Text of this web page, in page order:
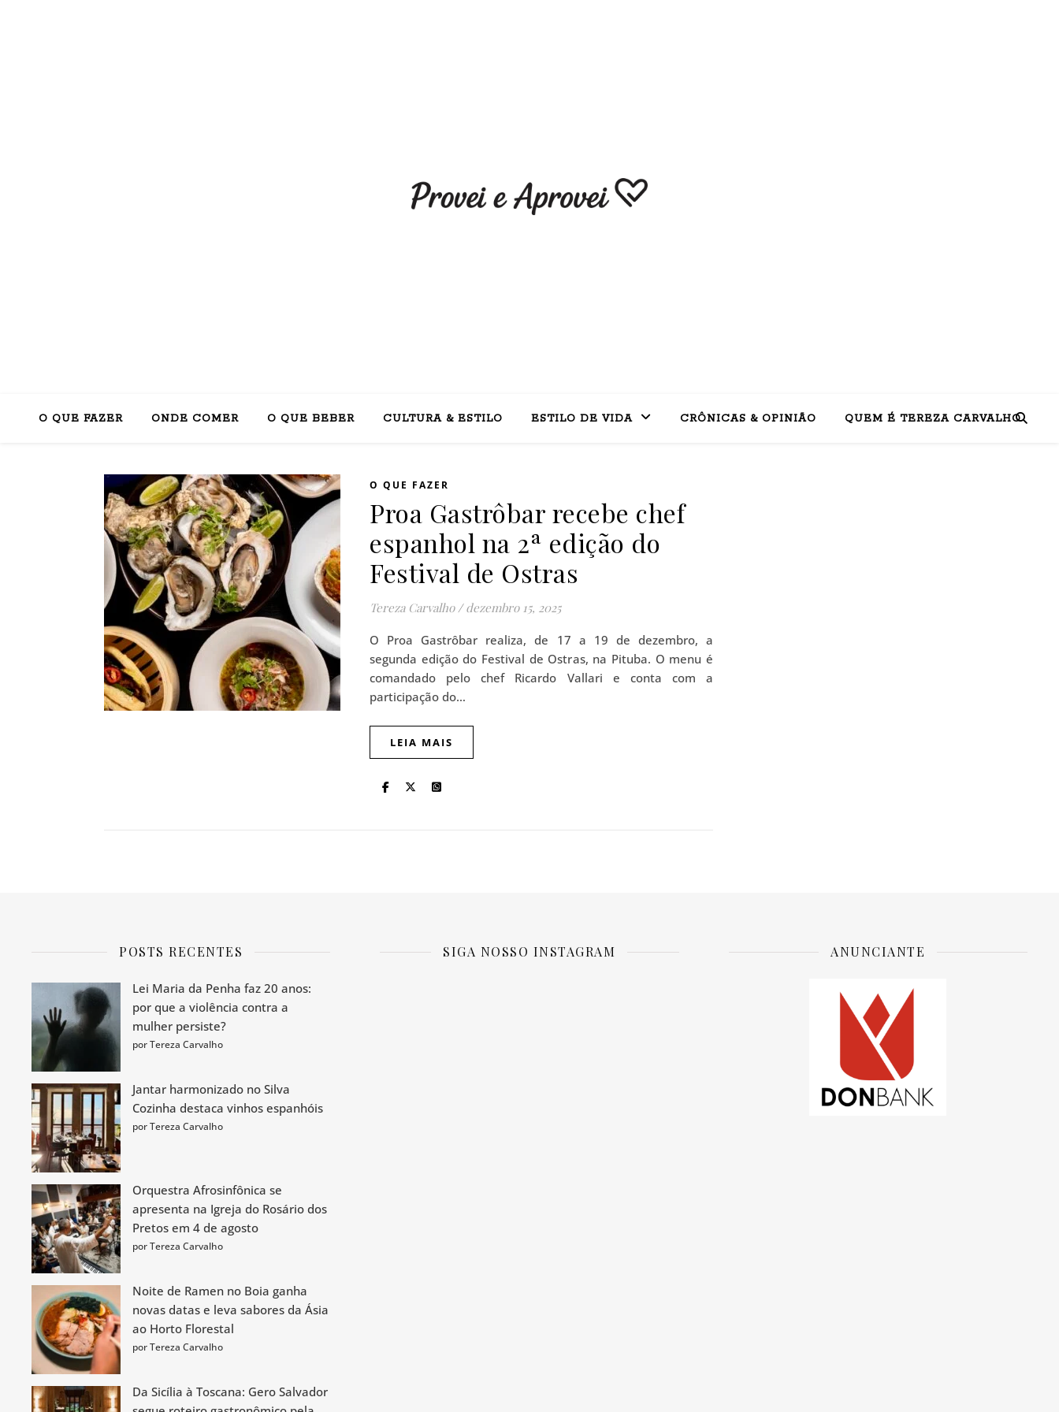
O QUE FAZER ONDE COMER O QUE BEBER CULTURA & ESTILO ESTILO DE VIDA CRÔNICAS & OPINIÃO QUEM É TEREZA CARVALHO
O QUE FAZER
Proa Gastrôbar recebe chef
espanhol na 2ª edição do
Festival de Ostras
Tereza Carvalho / dezembro 15, 2025
O Proa Gastrôbar realiza, de 17 a 19 de dezembro, a
segunda edição do Festival de Ostras, na Pituba. O menu é
comandado pelo chef Ricardo Vallari e conta com a
participação do…
LEIA MAIS
POSTS RECENTES
Lei Maria da Penha faz 20 anos:
por que a violência contra a
mulher persiste?
por Tereza Carvalho
Jantar harmonizado no Silva
Cozinha destaca vinhos espanhóis
por Tereza Carvalho
Orquestra Afrosinfônica se
apresenta na Igreja do Rosário dos
Pretos em 4 de agosto
por Tereza Carvalho
Noite de Ramen no Boia ganha
novas datas e leva sabores da Ásia
ao Horto Florestal
por Tereza Carvalho
Da Sicília à Toscana: Gero Salvador
SIGA NOSSO INSTAGRAM ANUNCIANTE